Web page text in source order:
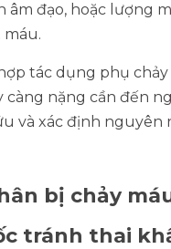
âm đạo, hoặc lượng
máu.
tác dụng phụ chảy
càng nặng cần đến
và xác định nguyên
bị chảy
tránh thai